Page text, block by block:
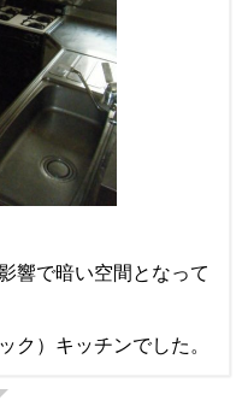
響で暗い空間となって
ク）キッチンでした。